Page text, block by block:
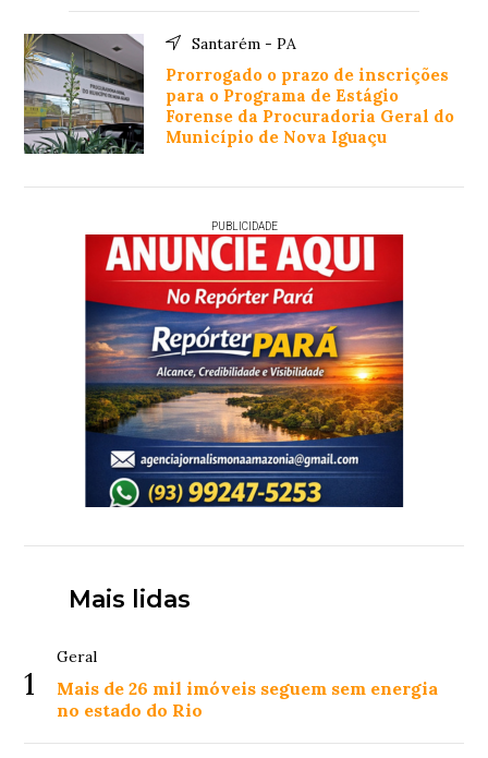
Santarém - PA
Prorrogado o prazo de inscrições
para o Programa de Estágio
Forense da Procuradoria Geral do
Município de Nova Iguaçu
PUBLICIDADE
Mais lidas
1
Geral
Mais de 26 mil imóveis seguem sem energia
no estado do Rio